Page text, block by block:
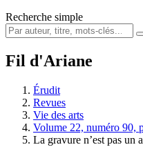
Recherche simple
Fil d'Ariane
Érudit
Revues
Vie des arts
Volume 22, numéro 90,
La gravure n’est pas